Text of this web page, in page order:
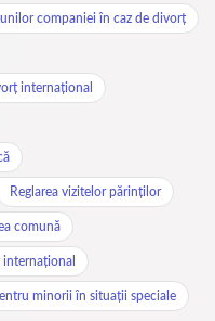
companiei în caz de divorț
internațional
Reglarea vizitelor părinților
comună
minorii în situații speciale